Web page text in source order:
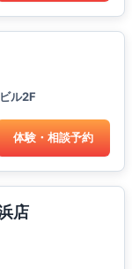
ル2F
体験・相談予約
店